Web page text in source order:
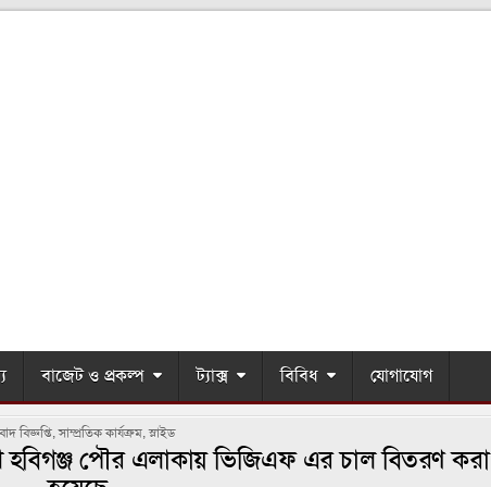
বাজেট ও প্রকল্প ট্যাক্স বিবিধ যোগাযোগ
বিজ্ঞপ্তি,সাম্প্রতিক কার্যক্রম,স্লাইড
পৌর এলাকায় ভিজিএফ এর চাল বিতরণ করা